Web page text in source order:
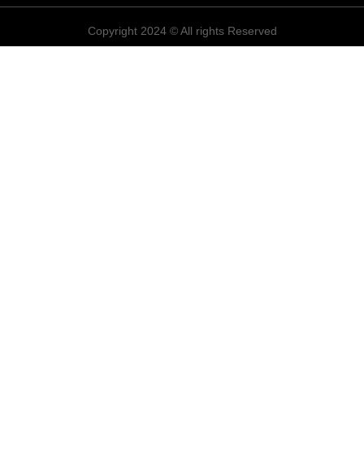
Copyright 2024 © All rights Reserved